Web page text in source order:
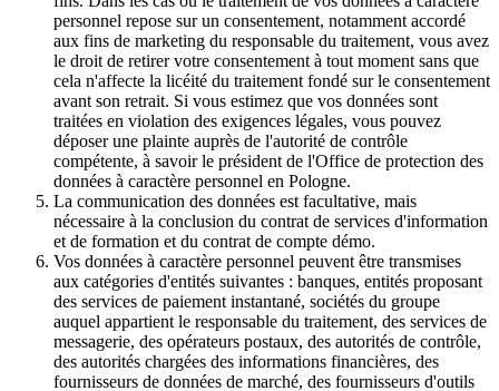
personnel repose sur un consentement, notamment accordé
aux fins de marketing du responsable du traitement, vous avez
le droit de retirer votre consentement à tout moment sans que
cela n'affecte la licéité du traitement fondé sur le consentement
avant son retrait. Si vous estimez que vos données sont
traitées en violation des exigences légales, vous pouvez
déposer une plainte auprès de l'autorité de contrôle
compétente, à savoir le président de l'Office de protection des
données à caractère personnel en Pologne.
La communication des données est facultative, mais
nécessaire à la conclusion du contrat de services d'information
et de formation et du contrat de compte démo.
Vos données à caractère personnel peuvent être transmises
aux catégories d'entités suivantes : banques, entités proposant
des services de paiement instantané, sociétés du groupe
auquel appartient le responsable du traitement, des services de
messagerie, des opérateurs postaux, des autorités de contrôle,
des autorités chargées des informations financières, des
fournisseurs de données de marché, des fournisseurs d'outils